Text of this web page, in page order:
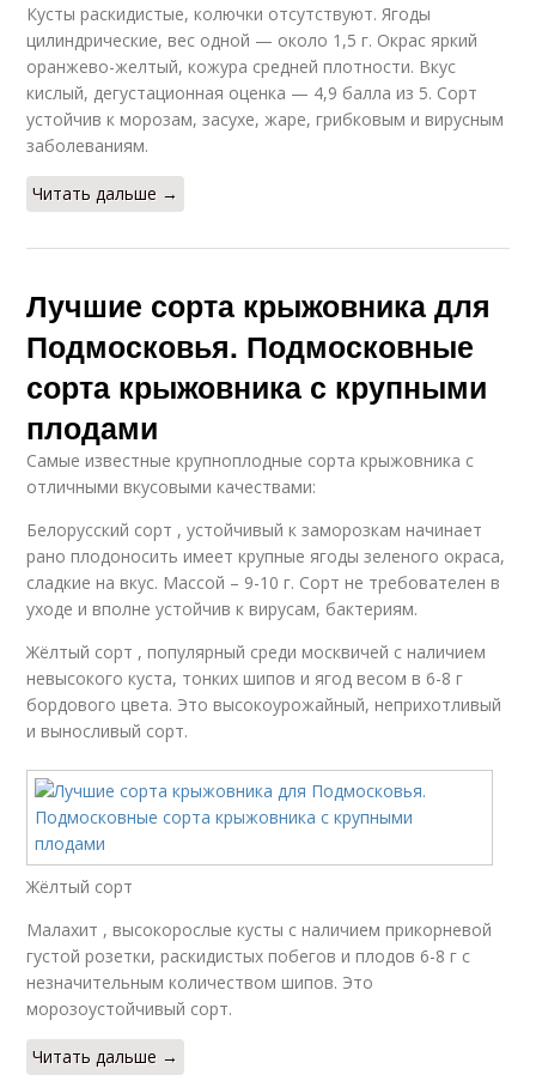
Кусты раскидистые, колючки отсутствуют. Ягоды
цилиндрические, вес одной — около 1,5 г. Окрас яркий
оранжево-желтый, кожура средней плотности. Вкус
кислый, дегустационная оценка — 4,9 балла из 5. Сорт
устойчив к морозам, засухе, жаре, грибковым и вирусным
заболеваниям.
Читать дальше →
Лучшие сорта крыжовника для
Подмосковья. Подмосковные
сорта крыжовника с крупными
плодами
Самые известные крупноплодные сорта крыжовника с
отличными вкусовыми качествами:
Белорусский сорт , устойчивый к заморозкам начинает
рано плодоносить имеет крупные ягоды зеленого окраса,
сладкие на вкус. Массой – 9-10 г. Сорт не требователен в
уходе и вполне устойчив к вирусам, бактериям.
Жёлтый сорт , популярный среди москвичей с наличием
невысокого куста, тонких шипов и ягод весом в 6-8 г
бордового цвета. Это высокоурожайный, неприхотливый
и выносливый сорт.
Жёлтый сорт
Малахит , высокорослые кусты с наличием прикорневой
густой розетки, раскидистых побегов и плодов 6-8 г с
незначительным количеством шипов. Это
морозоустойчивый сорт.
Читать дальше →